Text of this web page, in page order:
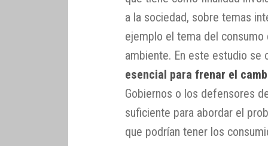
a la sociedad, sobre temas
ejemplo el tema del
ambiente. En este estudio se
esencial para frenar el
Gobiernos o los defensores
suficiente para abordar el
que podrían tener los